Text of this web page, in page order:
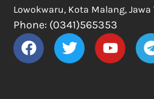
Lowokwaru, Kota Malang, Jawa
Phone: (0341)565353